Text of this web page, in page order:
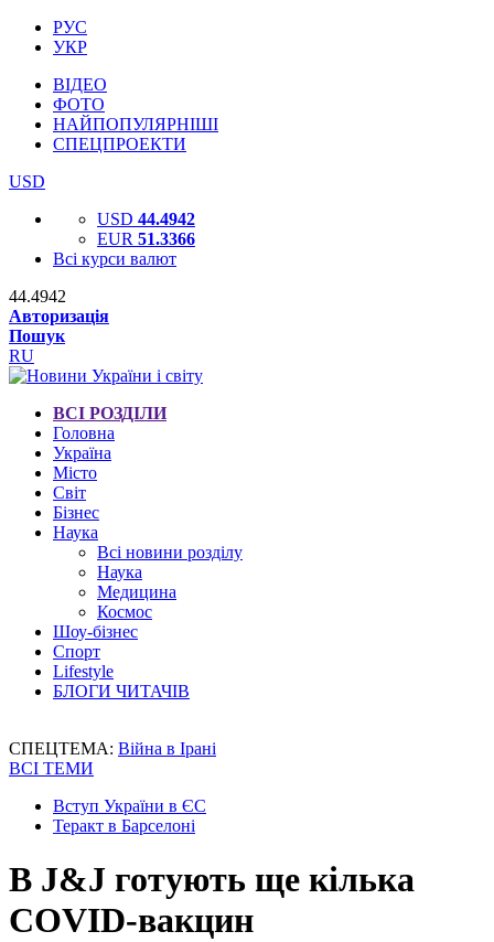
РУС
УКР
ВІДЕО
ФОТО
НАЙПОПУЛЯРНІШІ
СПЕЦПРОЕКТИ
USD
USD 44.4942
EUR 51.3366
Всі курси валют
44.4942
Авторизація
Пошук
RU
ВСІ РОЗДІЛИ
Головна
Україна
Місто
Світ
Бізнес
Наука
Всі новини розділу
Наука
Медицина
Космос
Шоу-бізнес
Спорт
Lifestyle
БЛОГИ ЧИТАЧІВ
СПЕЦТЕМА: Війна в Ірані
ВСІ ТЕМИ
Вступ України в ЄС
Теракт в Барселоні
В J&J готують ще кілька
COVID-вакцин